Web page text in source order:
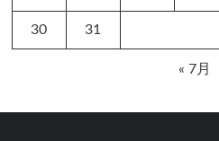
30 31
« 7月